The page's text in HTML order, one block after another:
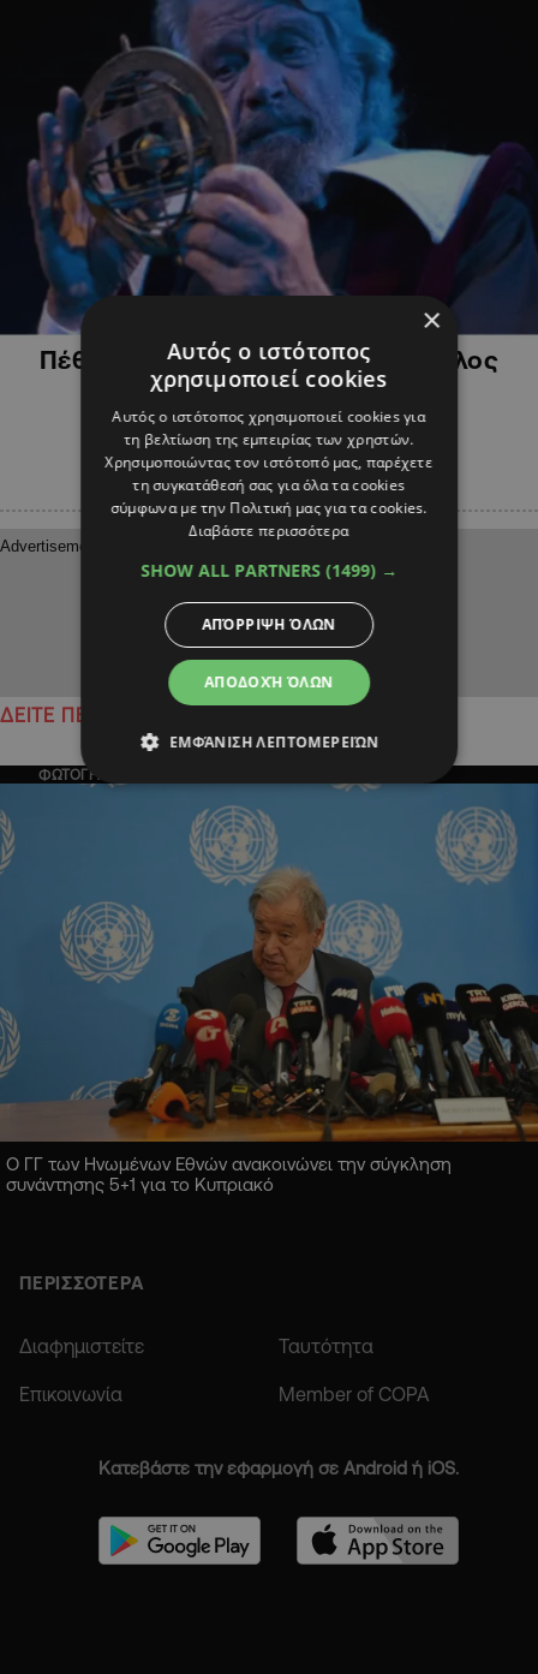
Πέθανε ο Έλληνας ηθοποιός Άγγελος
Αντωνόπουλος
ΔΕΙΤΕ ΠΕΡΙΣΣΟΤΕΡΑ
ΦΩΤΟΓΡΑΦΙΑ ΤΗΣ ΗΜΕΡΑΣ
Ο ΓΓ των Ηνωμένων Εθνών ανακοινώνει την σύγκληση
συνάντησης 5+1 για το Κυπριακό
ΠΕΡΙΣΣΟΤΕΡΑ
Διαφημιστείτε Ταυτότητα
Επικοινωνία Member of COPA
Κατεβάστε την εφαρμογή σε Android ή iOS.
×
Αυτός ο ιστότοπος
χρησιμοποιεί cookies
Αυτός ο ιστότοπος χρησιμοποιεί cookies για
τη βελτίωση της εμπειρίας των χρηστών.
Χρησιμοποιώντας τον ιστότοπό μας, παρέχετε
τη συγκατάθεσή σας για όλα τα cookies
σύμφωνα με την Πολιτική μας για τα cookies.
Διαβάστε περισσότερα
SHOW ALL PARTNERS (1499) →
ΑΠΟΔΟΧΉ ΌΛΩΝ
ΑΠΌΡΡΙΨΗ ΌΛΩΝ
ΕΜΦΆΝΙΣΗ ΛΕΠΤΟΜΕΡΕΙΏΝ